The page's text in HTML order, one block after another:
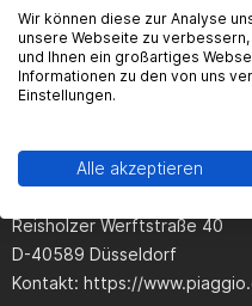
Produktsicherheit
Kontaktinformationen des
Reisholzer Werftstraße 40
D-40589 Düsseldorf
Kontakt: https://
Wir können diese zur Analyse
unsere Webseite zu
und Ihnen ein großartiges
Informationen zu den von uns
Einstellungen.
Alle akzeptieren